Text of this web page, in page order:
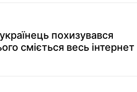
похизувався
сміється весь інтернет